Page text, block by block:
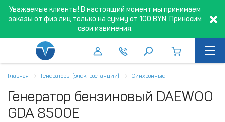
Уважаемые клиенты! В настоящий момент мы принимаем
заказы от физ.лиц только на сумму от 100 BYN. Приносим
свои извинения.
Главная Генераторы (электростанции) Синхронные
Генератор бензиновый DAEWOO
GDA 8500E